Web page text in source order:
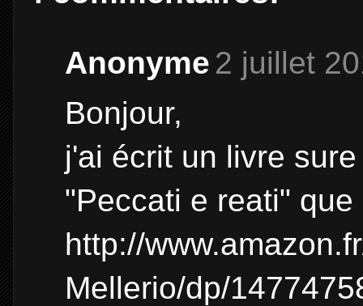
Anonyme 2 juillet
Bonjour,
j'ai écrit un livre
"Peccati e reati"
http://
Mellerio/dp/